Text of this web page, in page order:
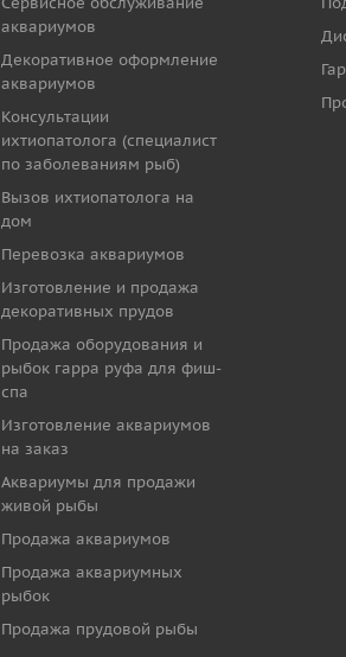
аквариумов
Декоративное оформление
аквариумов
Консультации
ихтиопатолога (специалист
по заболеваниям рыб)
Вызов ихтиопатолога на
дом
Перевозка аквариумов
Изготовление и продажа
декоративных прудов
Продажа оборудования и
рыбок гарра руфа для фиш-
спа
Изготовление аквариумов
на заказ
Аквариумы для продажи
живой рыбы
Продажа аквариумов
Продажа аквариумных
рыбок
Продажа прудовой рыбы